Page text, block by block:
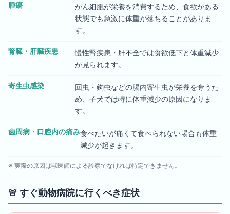
腫瘍
がん細胞が栄養を消費するため、食欲がある
状態でも急激に体重が落ちることがありま
す。
腎臓・肝臓疾患
慢性腎疾患・肝不全では食欲低下と体重減少
が見られます。
寄生虫感染
回虫・鉤虫などの腸内寄生虫が栄養を奪うた
め、子犬では特に体重減少の原因になりま
す。
歯周病・口腔内の痛み食べたいが痛くて食べられない場合も体重
減少が起きます。
※ 実際の原因は獣医師による診察でなければ特定できません。
🚨 すぐ動物病院に行くべき症状